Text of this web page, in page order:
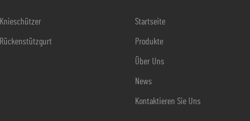
Knieschützer
Rückenstützgurt
Startseite
Produkte
Über Uns
News
Kontaktieren Sie Uns